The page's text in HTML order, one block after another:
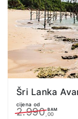
Šri Lanka
cijena od
2.990 BAM
,00